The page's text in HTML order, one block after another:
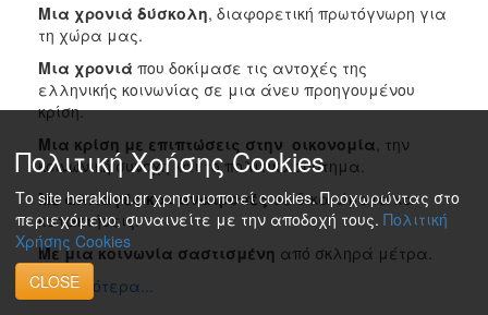
Μια χρονιά δύσκολη, διαφορετική πρωτόγνωρη για
τη χώρα μας.
Μια χρονιά που δοκίμασε τις αντοχές της
ελληνικής κοινωνίας σε μια άνευ προηγουμένου
κρίση.
Μια κρίση με επιπτώσεις στην οικονομία , την
κοινωνική συνοχή και το πολιτικό σύστημα.
Με αλλαγές και ανατροπέςσε δικαιώματα και
κατακτήσεις.
Με μια κοινωνία σαστισμένη από σκληρά μέτρα.
περισσότερα...
Πολιτική Χρήσης Cookies
Το site heraklion.gr χρησιμοποιεί cookies. Προχωρώντας στο
περιεχόμενο, συναινείτε με την αποδοχή τους. Πολιτική
Χρήσης Cookies
CLOSE